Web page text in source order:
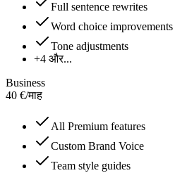
Full sentence rewrites
Word choice improvements
Tone adjustments
+4 और...
Business
40 €/माह
All Premium features
Custom Brand Voice
Team style guides